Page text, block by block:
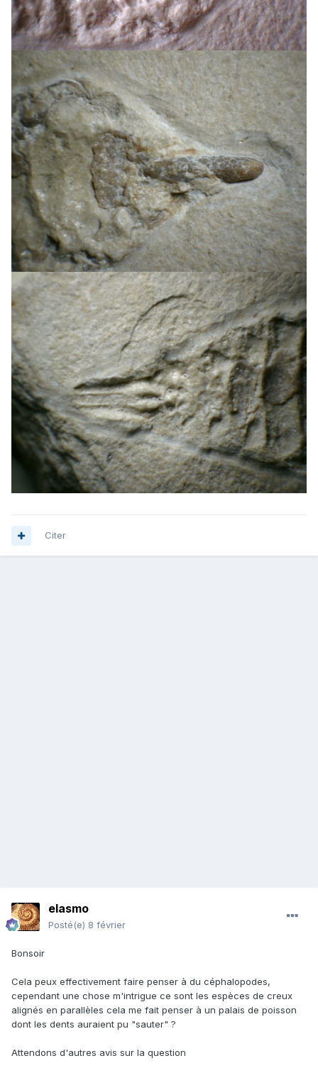
Citer
elasmo
Posté(e) 8 février
Bonsoir
Cela peux effectivement faire penser à du céphalopodes,
cependant une chose m'intrigue ce sont les espèces de creux
alignés en parallèles cela me fait penser à un palais de poisson
dont les dents auraient pu "sauter" ?
Attendons d'autres avis sur la question